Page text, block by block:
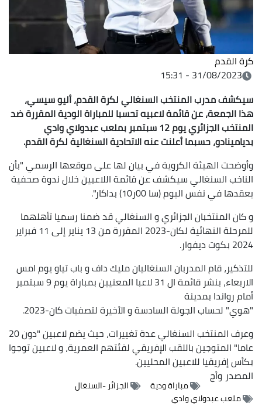
كرة القدم
31/08/2023 - 15:31
سيكشف مدرب المنتخب السنغالي لكرة القدم، أليو سيسي،
هذا الجمعة، عن قائمة لاعبيه تحسبا للمباراة الودية المقررة ضد
المنتخب الجزائري يوم 12 سبتمبر بملعب عبدولاي وادي
بديامينادو، حسبما أعلنت عنه الاتحادية السنغالية لكرة القدم.
وأوضحت الهيئة الكروية في بيان لها على موقعها الرسمي "بأن
الناخب السنغالي سيكشف عن قائمة اللاعبين خلال ندوة صحفية
يعقدها في نفس اليوم (سا 00ر10) بداكار".
و كان المنتخبان الجزائري و السنغالي قد ضمنا رسميا تأهلهما
للمرحلة النهائية لكان-2023 المقررة من 13 يناير إلى 11 فبراير
2024 بكوت ديفوار.
للتذكير، قام المدربان السنغاليان مليك داف و باب تياو يوم امس
الاربعاء، بنشر قائمة ال 31 لاعبا المعنيين بمباراة يوم 9 سبتمبر
أمام رواندا بمدينة
"هوي" لحساب الجولة السادسة و الأخيرة لتصفيات كان-2023.
وعرف المنتخب السنغالي عدة تغييرات، حيث يضم لاعبين "دون 20
عاما" المتوجين باللقب الإفريقي لفئتهم العمرية، و لاعبين توجوا
بكأس إفريقيا للاعبين المحليين.
المصدروأج
مباراة ودية
الجزائر -السنغال
ملعب عبدولاي وادي